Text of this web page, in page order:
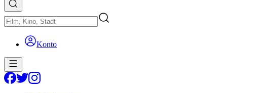
Konto